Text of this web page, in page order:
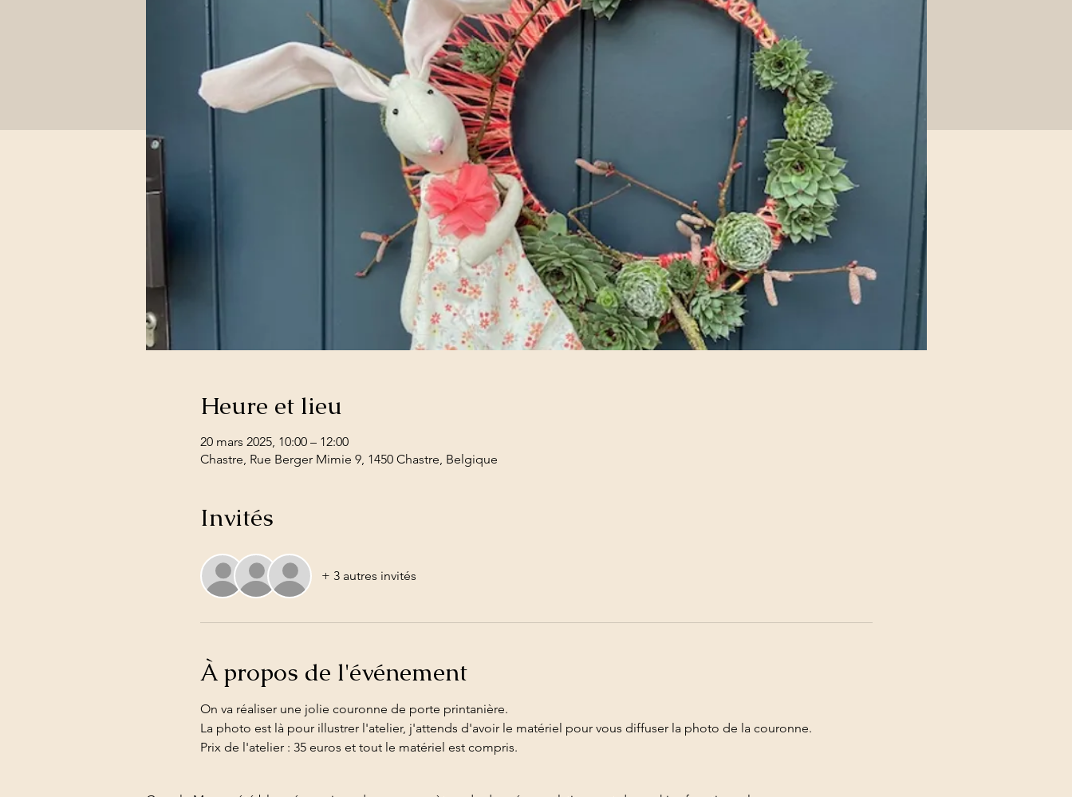
Heure et lieu
20 mars 2025, 10:00 – 12:00
Chastre, Rue Berger Mimie 9, 1450 Chastre, Belgique
Invités
+ 3 autres invités
À propos de l'événement
On va réaliser une jolie couronne de porte printanière.
La photo est là pour illustrer l'atelier, j'attends d'avoir le matériel pour vous diffuser la photo de la couronne.
Prix de l'atelier : 35 euros et tout le matériel est compris.